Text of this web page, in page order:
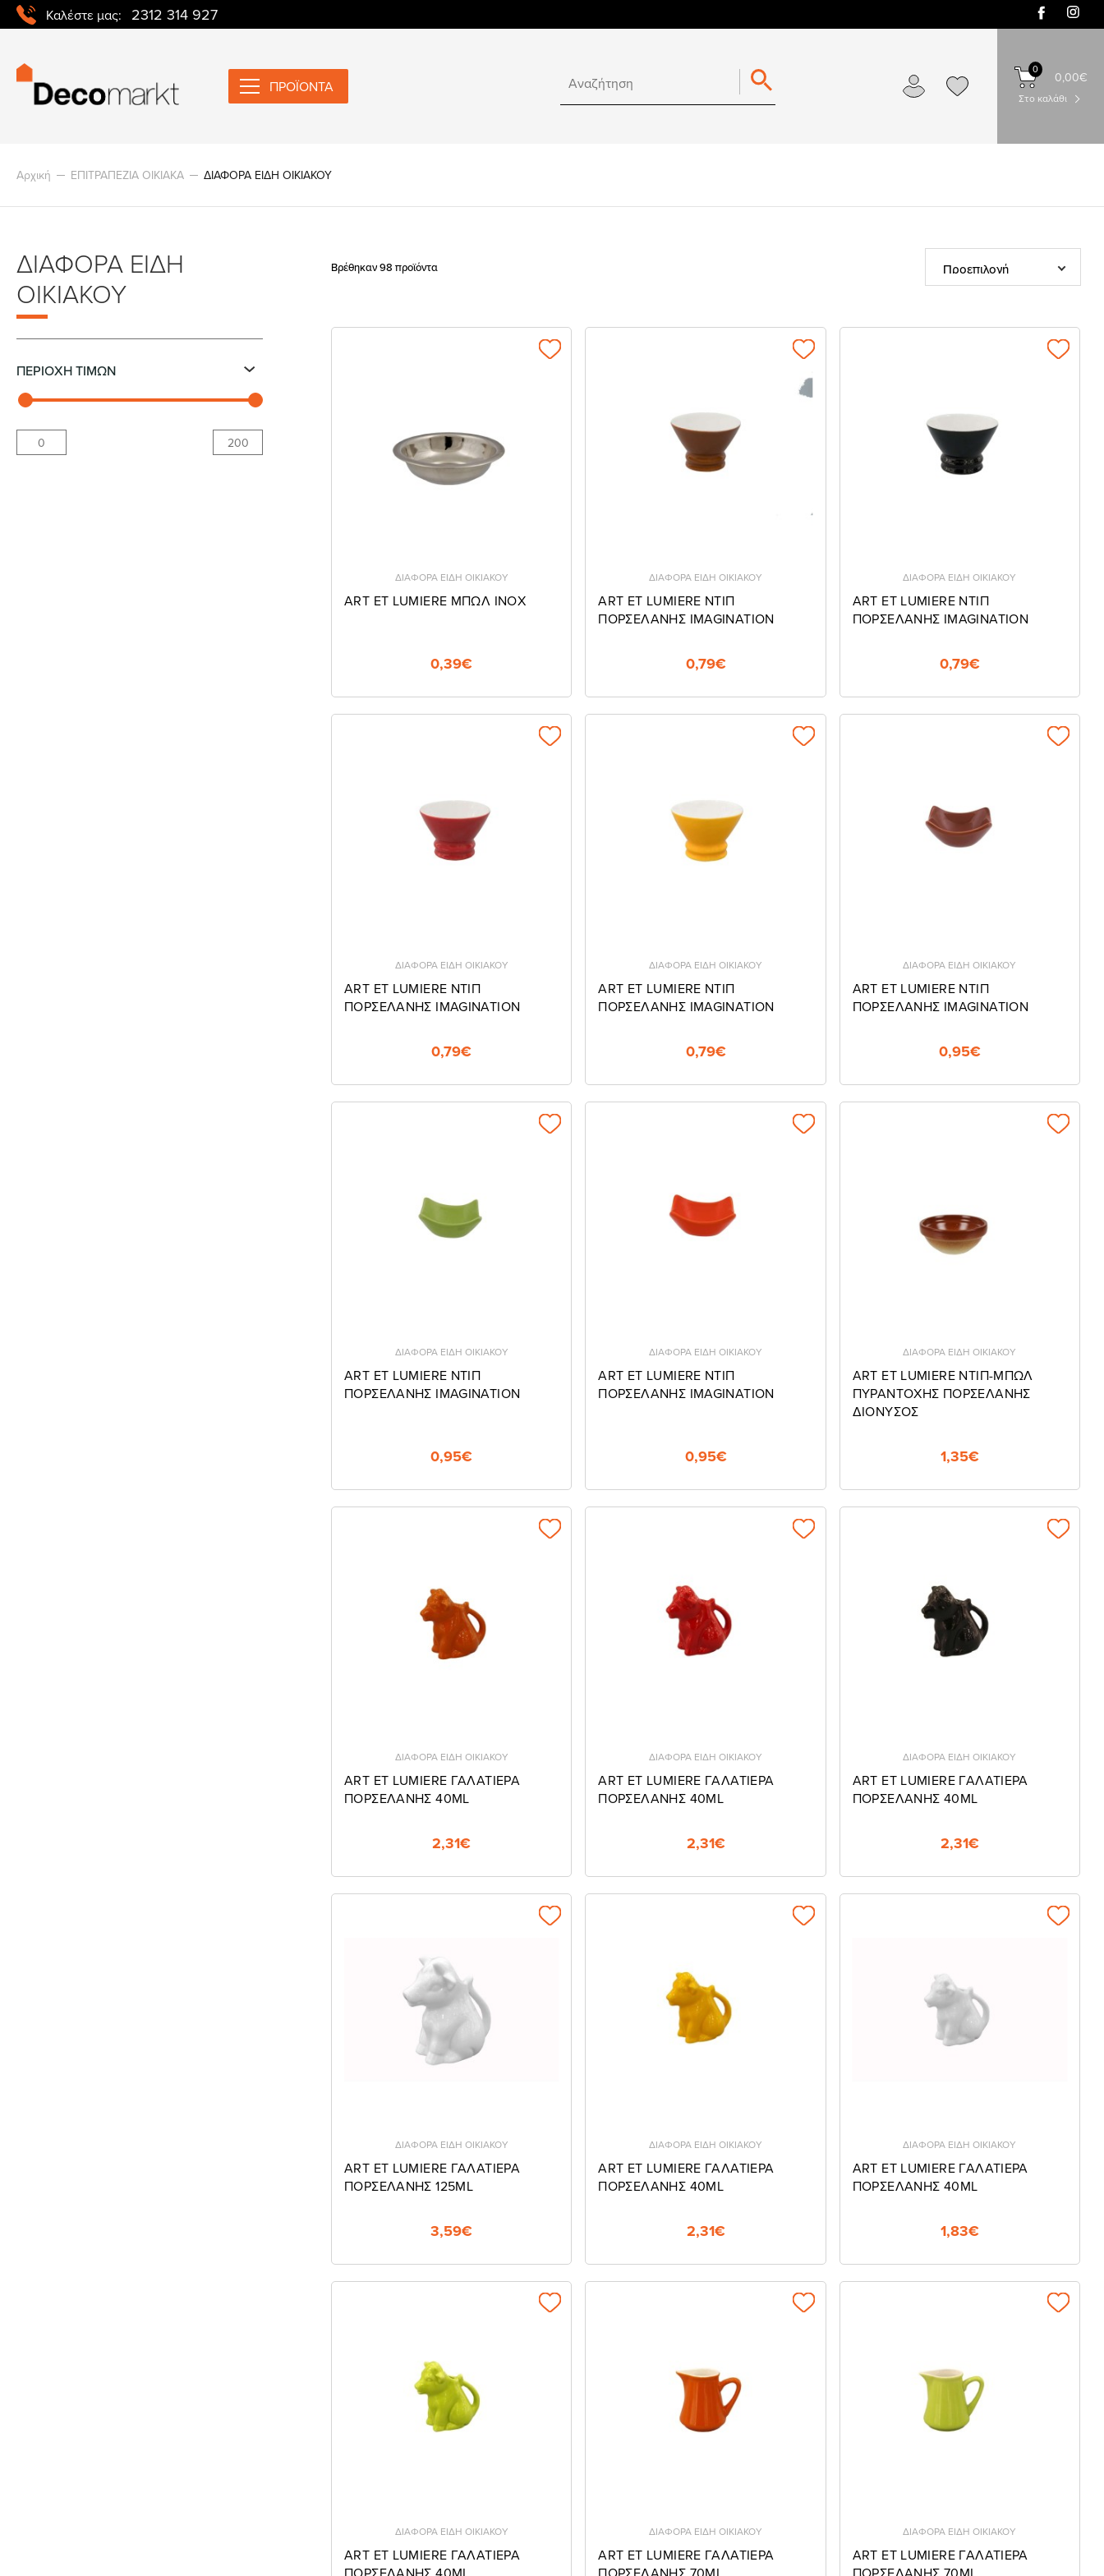
Καλέστε μας: 2312 314 927
ΠΡΟΪΟΝΤΑ
0,00€
0
Στο καλάθι
Αρχική ΕΠΙΤΡΑΠΕΖΙΑ ΟΙΚΙΑΚΑ ΔΙΑΦΟΡΑ ΕΙΔΗ ΟΙΚΙΑΚΟΥ
ΔΙΑΦΟΡΑ ΕΙΔΗ
ΟΙΚΙΑΚΟΥ
ΠΕΡΙΟΧΗ ΤΙΜΩΝ
Βρέθηκαν 98 προϊόντα
ΔΙΑΦΟΡΑ ΕΙΔΗ ΟΙΚΙΑΚΟΥ
ART ET LUMIERE MΠΩΛ ΙNOX
0,39€
ΔΙΑΦΟΡΑ ΕΙΔΗ ΟΙΚΙΑΚΟΥ
ART ET LUMIERE NTIΠ
ΠΟΡΣΕΛΑΝΗΣ IMAGINATION
0,79€
ΔΙΑΦΟΡΑ ΕΙΔΗ ΟΙΚΙΑΚΟΥ
ART ET LUMIERE NTIΠ
ΠΟΡΣΕΛΑΝΗΣ IMAGINATION
0,79€
ΔΙΑΦΟΡΑ ΕΙΔΗ ΟΙΚΙΑΚΟΥ
ART ET LUMIERE NTIΠ
ΠΟΡΣΕΛΑΝΗΣ IMAGINATION
0,79€
ΔΙΑΦΟΡΑ ΕΙΔΗ ΟΙΚΙΑΚΟΥ
ART ET LUMIERE NTIΠ
ΠΟΡΣΕΛΑΝΗΣ IMAGINATION
0,79€
ΔΙΑΦΟΡΑ ΕΙΔΗ ΟΙΚΙΑΚΟΥ
ART ET LUMIERE NTIΠ
ΠΟΡΣΕΛΑΝΗΣ IMAGINATION
0,95€
ΔΙΑΦΟΡΑ ΕΙΔΗ ΟΙΚΙΑΚΟΥ
ART ET LUMIERE NTIΠ
ΠΟΡΣΕΛΑΝΗΣ IMAGINATION
0,95€
ΔΙΑΦΟΡΑ ΕΙΔΗ ΟΙΚΙΑΚΟΥ
ART ET LUMIERE NTIΠ
ΠΟΡΣΕΛΑΝΗΣ IMAGINATION
0,95€
ΔΙΑΦΟΡΑ ΕΙΔΗ ΟΙΚΙΑΚΟΥ
ART ET LUMIERE NTIΠ-ΜΠΩΛ
ΠΥΡΑΝΤΟΧΗΣ ΠΟΡΣΕΛΑΝΗΣ
ΔΙΟΝΥΣΟΣ
1,35€
ΔΙΑΦΟΡΑ ΕΙΔΗ ΟΙΚΙΑΚΟΥ
ART ET LUMIERE ΓΑΛΑΤΙΕΡΑ
ΠΟΡΣΕΛΑΝΗΣ 40ΜL
2,31€
ΔΙΑΦΟΡΑ ΕΙΔΗ ΟΙΚΙΑΚΟΥ
ART ET LUMIERE ΓΑΛΑΤΙΕΡΑ
ΠΟΡΣΕΛΑΝΗΣ 40ΜL
2,31€
ΔΙΑΦΟΡΑ ΕΙΔΗ ΟΙΚΙΑΚΟΥ
ART ET LUMIERE ΓΑΛΑΤΙΕΡΑ
ΠΟΡΣΕΛΑΝΗΣ 40ΜL
2,31€
ΔΙΑΦΟΡΑ ΕΙΔΗ ΟΙΚΙΑΚΟΥ
ART ET LUMIERE ΓΑΛΑΤΙΕΡΑ
ΠΟΡΣΕΛΑΝΗΣ 125ΜL
3,59€
ΔΙΑΦΟΡΑ ΕΙΔΗ ΟΙΚΙΑΚΟΥ
ART ET LUMIERE ΓΑΛΑΤΙΕΡΑ
ΠΟΡΣΕΛΑΝΗΣ 40ΜL
2,31€
ΔΙΑΦΟΡΑ ΕΙΔΗ ΟΙΚΙΑΚΟΥ
ART ET LUMIERE ΓΑΛΑΤΙΕΡΑ
ΠΟΡΣΕΛΑΝΗΣ 40ΜL
1,83€
ΔΙΑΦΟΡΑ ΕΙΔΗ ΟΙΚΙΑΚΟΥ
ART ET LUMIERE ΓΑΛΑΤΙΕΡΑ
ΔΙΑΦΟΡΑ ΕΙΔΗ ΟΙΚΙΑΚΟΥ
ART ET LUMIERE ΓΑΛΑΤΙΕΡΑ
ΔΙΑΦΟΡΑ ΕΙΔΗ ΟΙΚΙΑΚΟΥ
ART ET LUMIERE ΓΑΛΑΤΙΕΡΑ